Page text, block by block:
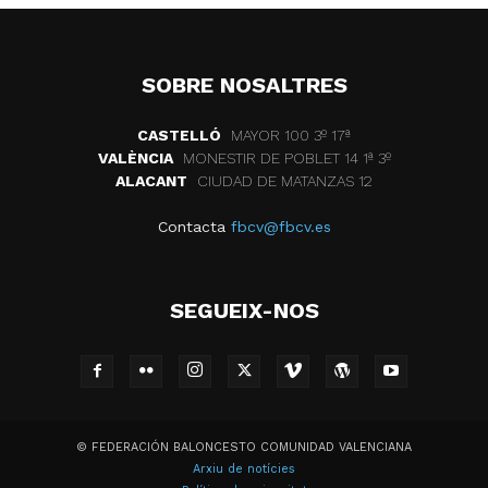
SOBRE NOSALTRES
CASTELLÓ
MAYOR 100 3º 17ª
VALÈNCIA
MONESTIR DE POBLET 14 1ª 3º
ALACANT
CIUDAD DE MATANZAS 12
Contacta fbcv@fbcv.es
SEGUEIX-NOS
© FEDERACIÓN BALONCESTO COMUNIDAD VALENCIANA
Arxiu de notícies